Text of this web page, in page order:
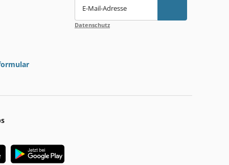
E-Mail-Adresse
Datenschutz